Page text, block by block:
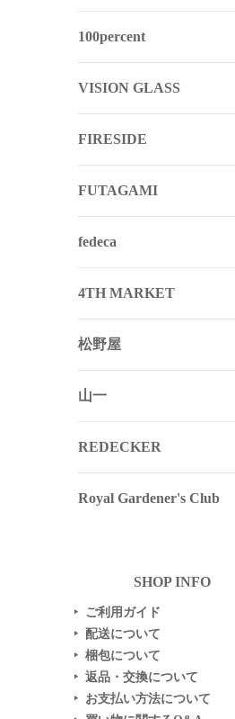
100percent
VISION GLASS
FIRESIDE
FUTAGAMI
fedeca
4TH MARKET
松野屋
山一
REDECKER
Royal Gardener's Club
SHOP INFO
▶ ご利用ガイド
▶ 配送について
▶ 梱包について
▶ 返品・交換について
▶ お支払い方法について